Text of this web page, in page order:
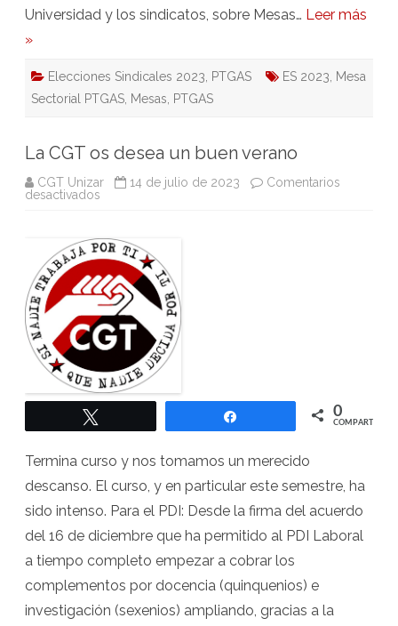
Universidad y los sindicatos, sobre Mesas… Leer más
»
Elecciones Sindicales 2023, PTGAS ES 2023, Mesa
Sectorial PTGAS, Mesas, PTGAS
La CGT os desea un buen verano
CGT Unizar 14 de julio de 2023
Comentarios
desactivados
desea
un
buen
verano
0
COMPARTIR
Termina curso y nos tomamos un merecido
descanso. El curso, y en particular este semestre, ha
sido intenso. Para el PDI: Desde la firma del acuerdo
del 16 de diciembre que ha permitido al PDI Laboral
a tiempo completo empezar a cobrar los
complementos por docencia (quinquenios) e
investigación (sexenios) ampliando, gracias a la